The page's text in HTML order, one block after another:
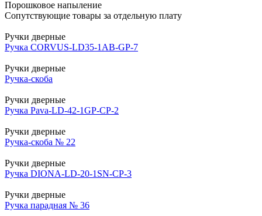
Порошковое напыление
Сопутствующие товары за отдельную плату
Ручки дверные
Ручка CORVUS-LD35-1AB-GP-7
Ручки дверные
Ручка-скоба
Ручки дверные
Ручка Pava-LD-42-1GP-CP-2
Ручки дверные
Ручка-скоба № 22
Ручки дверные
Ручка DIONA-LD-20-1SN-CP-3
Ручки дверные
Ручка парадная № 36